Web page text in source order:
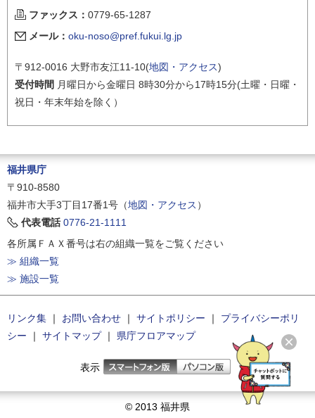
ファックス： 0779-65-1287
メール： oku-noso@pref.fukui.lg.jp
〒912-0016 大野市友江11-10(地図・アクセス)
受付時間 月曜日から金曜日 8時30分から17時15分(土曜・日曜・
祝日・年末年始を除く）
福井県庁
〒910-8580
福井市大手3丁目17番1号（地図・アクセス ）
代表電話 0776-21-1111
各所属ＦＡＸ番号は右の組織一覧をご覧ください
≫ 組織一覧
≫ 施設一覧
リンク集 ｜ お問い合わせ ｜ サイトポリシー ｜
プライバシーポリ
シー ｜ サイトマップ｜ 県庁フロアマップ
表示
© 2013 福井県